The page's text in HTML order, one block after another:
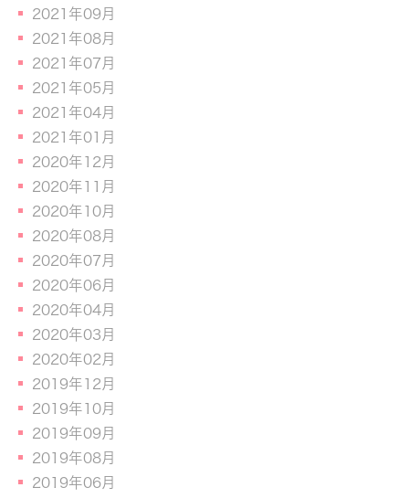
2021年09月
2021年08月
2021年07月
2021年05月
2021年04月
2021年01月
2020年12月
2020年11月
2020年10月
2020年08月
2020年07月
2020年06月
2020年04月
2020年03月
2020年02月
2019年12月
2019年10月
2019年09月
2019年08月
2019年06月